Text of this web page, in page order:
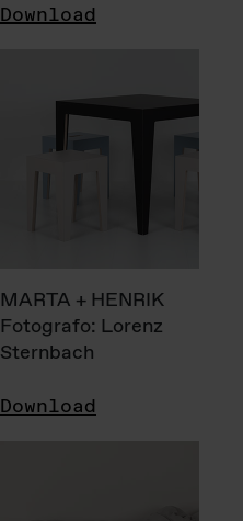
Download
MARTA + HENRIK
Fotografo: Lorenz
Sternbach
Download